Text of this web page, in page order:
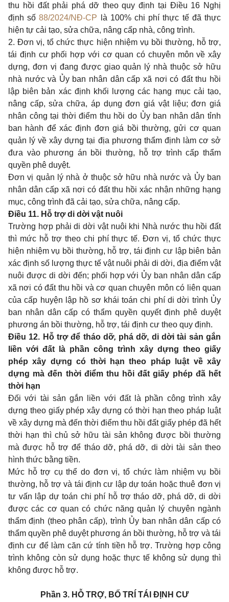
thu hồi đất phải phá dỡ theo quy định tại Điều 16 Nghị
định số88/2024/NĐ-CP là 100% chi phí thực tế đã thực
hiện tự cải tạo, sửa chữa, nâng cấp nhà, công trình.
2. Đơn vị, tổ chức thực hiện nhiệm vụ bồi thường, hỗ trợ,
tái định cư phối hợp với cơ quan có chuyên môn về xây
dựng, đơn vị đang được giao quản lý nhà thuộc sở hữu
nhà nước và Ủy ban nhân dân cấp xã nơi có đất thu hồi
lập biên bản xác định khối lượng các hạng mục cải tạo,
nâng cấp, sửa chữa, áp dụng đơn giá vật liệu; đơn giá
nhân công tại thời điểm thu hồi do Ủy ban nhân dân tỉnh
ban hành để xác định đơn giá bồi thường, gửi cơ quan
quản lý về xây dựng tại địa phương thẩm định làm cơ sở
đưa vào phương án bồi thường, hỗ trợ trình cấp thẩm
quyền phê duyệt.
Đơn vị quản lý nhà ở thuộc sở hữu nhà nước và Ủy ban
nhân dân cấp xã nơi có đất thu hồi xác nhận những hạng
mục, công trình đã cải tạo, sửa chữa, nâng cấp.
Điều 11. Hỗ trợ di dời vật nuôi
Trường hợp phải di dời vật nuôi khi Nhà nước thu hồi đất
thì mức hỗ trợ theo chi phí thực tế. Đơn vị, tổ chức thực
hiện nhiệm vụ bồi thường, hỗ trợ, tái định cư lập biên bản
xác định số lượng thực tế vật nuôi phải di dời, địa điểm vật
nuôi được di dời đến; phối hợp với Ủy ban nhân dân cấp
xã nơi có đất thu hồi và cơ quan chuyên môn có liên quan
của cấp huyện lập hồ sơ khái toán chi phí di dời trình Ủy
ban nhân dân cấp có thẩm quyền quyết định phê duyệt
phương án bồi thường, hỗ trợ, tái định cư theo quy định.
Điều 12. Hỗ trợ để tháo dỡ, phá dỡ, di dời tài sản gắn
liền với đất là phần công trình xây dựng theo giấy
phép xây dựng có thời hạn theo pháp luật về xây
dựng mà đến thời điểm thu hồi đất giấy phép đã hết
thời hạn
Đối với tài sản gắn liền với đất là phần công trình xây
dựng theo giấy phép xây dựng có thời hạn theo pháp luật
về xây dựng mà đến thời điểm thu hồi đất giấy phép đã hết
thời hạn thì chủ sở hữu tài sản không được bồi thường
mà được hỗ trợ để tháo dỡ, phá dỡ, di dời tài sản theo
hình thức bằng tiền.
Mức hỗ trợ cụ thể do đơn vị, tổ chức làm nhiệm vụ bồi
thường, hỗ trợ và tái định cư lập dự toán hoặc thuê đơn vị
tư vấn lập dự toán chi phí hỗ trợ tháo dỡ, phá dỡ, di dời
được các cơ quan có chức năng quản lý chuyên ngành
thẩm định (theo phân cấp), trình Ủy ban nhân dân cấp có
thẩm quyền phê duyệt phương án bồi thường, hỗ trợ và tái
định cư để làm căn cứ tính tiền hỗ trợ. Trường hợp công
trình không còn sử dụng hoặc thực tế không sử dụng thì
không được hỗ trợ.
Phần 3. HỖ TRỢ, BỐ TRÍ TÁI ĐỊNH CƯ